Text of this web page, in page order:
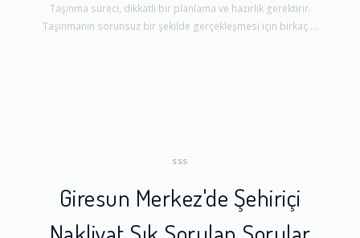
Taşınma süreci, dikkatli bir planlama ve hazırlık gerektirir.
Taşınmanın sorunsuz bir şekilde gerçekleşmesi için birkaç ...
SSS
Giresun Merkez'de Şehiriçi